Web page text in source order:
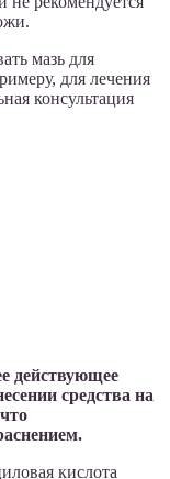
мазь для
для лечения
консультация
действующее
средства на
кислота